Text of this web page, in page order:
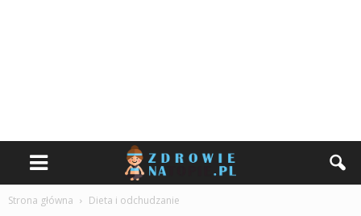
Strona główna Dieta i odchudzanie